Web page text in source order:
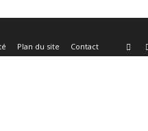
Plan du site Contact